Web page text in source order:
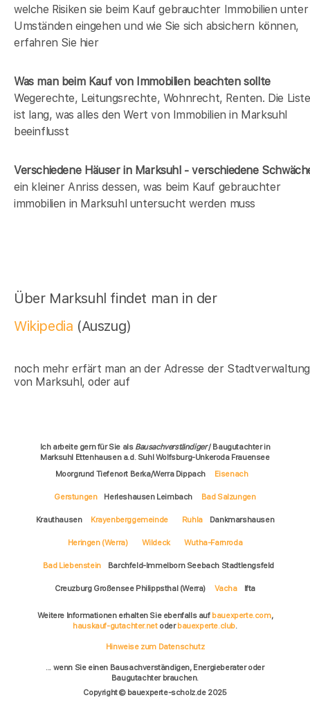
welche Risiken sie beim Kauf gebrauchter Immobilien unter
Umständen eingehen und wie Sie sich absichern können,
erfahren Sie hier
Was man beim Kauf von Immobilien beachten sollte
Wegerechte, Leitungsrechte, Wohnrecht, Renten. Die Liste
ist lang, was alles den Wert von Immobilien in Marksuhl
beeinflusst
Verschiedene Häuser in Marksuhl - verschiedene
ein kleiner Anriss dessen, was beim Kauf gebrauchter
immobilien in Marksuhl untersucht werden muss
Über Marksuhl findet man in der
Wikipedia (Auszug)
noch mehr erfärt man an der Adresse der Stadtverwaltung
von Marksuhl, oder auf
Ich arbeite gern für Sie als Bausachverständiger/ Baugutachter in
Marksuhl Ettenhausen a.d. Suhl Wolfsburg-Unkeroda Frauensee
Moorgrund Tiefenort Berka/Werra Dippach
Eisenach
Gerstungen Herleshausen Leimbach Bad Salzungen
Krauthausen Krayenberggemeinde Ruhla Dankmarshausen
Heringen (Werra) Wildeck Wutha-Farnroda
Bad Liebenstein Barchfeld-Immelborn Seebach Stadtlengsfeld
Creuzburg Großensee Philippsthal (Werra) Vacha Ifta
Weitere Informationen erhalten Sie ebenfalls auf bauexperte.com,
hauskauf-gutachter.netoderbauexperte.club.
Hinweise zum Datenschutz
... wenn Sie einen Bausachverständigen, Energieberater oder
Baugutachter brauchen.
Copyright © bauexperte-scholz.de 2025